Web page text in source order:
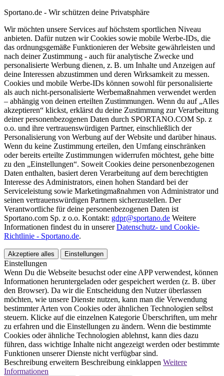
Sportano.de - Wir schützen deine Privatsphäre
Wir möchten unsere Services auf höchstem sportlichen Niveau
anbieten. Dafür nutzen wir Cookies sowie mobile Werbe-IDs, die
das ordnungsgemäße Funktionieren der Website gewährleisten und
nach deiner Zustimmung - auch für analytische Zwecke und
personalisierte Werbung dienen, z. B. um Inhalte und Anzeigen auf
deine Interessen abzustimmen und deren Wirksamkeit zu messen.
Cookies und mobile Werbe-IDs können sowohl für personalisierte
als auch nicht-personalisierte Werbemaßnahmen verwendet werden
– abhängig von deinen erteilten Zustimmungen. Wenn du auf „Alles
akzeptieren“ klickst, erklärst du deine Zustimmung zur Verarbeitung
deiner personenbezogenen Daten durch SPORTANO.COM Sp. z
o.o. und ihre vertrauenswürdigen Partner, einschließlich der
Personalisierung von Werbung auf der Website und darüber hinaus.
Wenn du keine Zustimmung erteilen, den Umfang einschränken
oder bereits erteilte Zustimmungen widerrufen möchtest, gehe bitte
zu den „Einstellungen“. Soweit Cookies deine personenbezogenen
Daten enthalten, basiert deren Verarbeitung auf dem berechtigten
Interesse des Administrators, einen hohen Standard bei der
Serviceleistung sowie Marketingmaßnahmen von Administrator und
seinen vertrauenswürdigen Partnern sicherzustellen. Der
Verantwortliche für deine personenbezogenen Daten ist
Sportano.com Sp. z o.o. Kontakt: gdpr@sportano.de Weitere
Informationen findest du in unsererDatenschutz- und Cookie-
Richtlinie - Sportano.de.
Akzeptiere alles Einstellungen
Einstellungen
Wenn Du die Webseite besuchst oder eine APP verwendest, können
Informationen heruntergeladen oder gespeichert werden (z. B. über
den Browser). Da wir die Entscheidung den Nutzer überlassen
möchten, wie unsere Dienste nutzen, kann man die Verwendung
bestimmter Arten von Cookies oder ähnlichen Technologien selbst
steuern. Klicke auf die einzelnen Kategorie Überschriften, um mehr
zu erfahren und die Einstellungen zu ändern. Wenn die bestimmte
Cookies oder ähnliche Technologien ablehnst, kann dies dazu
führen, dass wichtige Inhalte nicht angezeigt werden oder bestimmte
Funktionen unserer Dienste nicht verfügbar sind.
Beschreibung erweitern Beschreibung einklappen Weitere
Informationen